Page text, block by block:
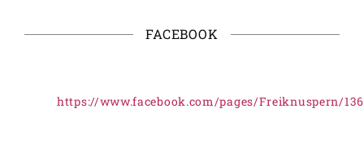
FACEBOOK
https://www.facebook.com/pages/Freiknuspern/